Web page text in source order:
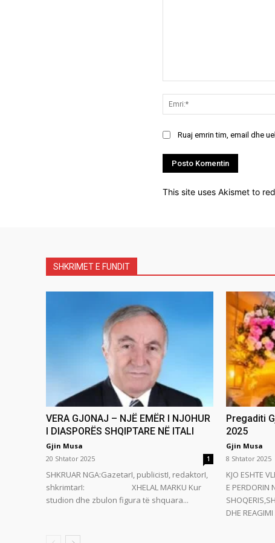
Ruaj emrin tim, email dhe
This site uses Akismet to
SHKRIMET E FUNDIT
VERA GJONAJ – NJË EMËR I NJOHUR
I DIASPORËS SHQIPTARE NË ITALI
Gjin Musa
20 Shtator 2025
1
SHKRUAR NGA:GazetarI, publicistI, redaktorI,
shkrimtarI: XHELAL MARKU Kur
studion dhe zbulon figura të shquara...
Pregaditi
2025
Gjin Musa
8 Shtator 2025
KJO ESHTE
E PERDORIN
DHE